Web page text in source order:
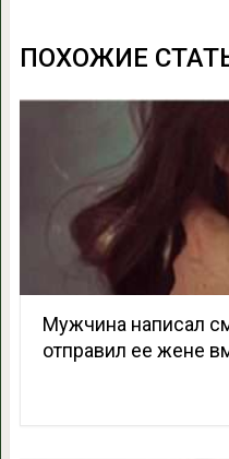
ПОХОЖИЕ
Мужчина написал
отправил ее жене